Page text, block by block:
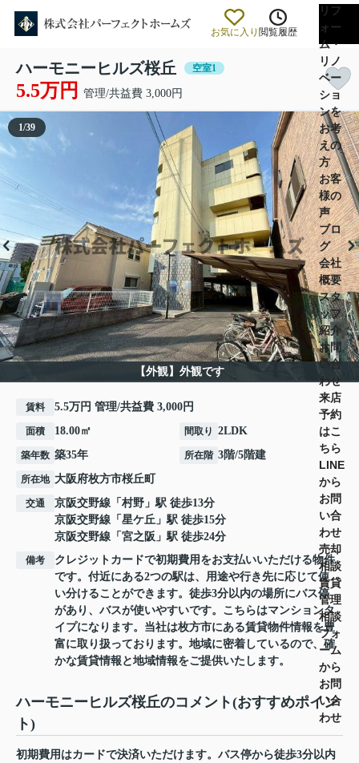
お気に入り 閲覧履歴
リフ
ォー
ム・
リノ
ベー
ショ
ンを
お考
えの
方
お客
様の
声
ブロ
グ
会社
概要
スタ
ッフ
紹介
お問
い合
わせ
来店
予約
はこ
ちら
LINE
から
お問
い合
わせ
売却
相談
賃貸
管理
相談
フォ
ーム
から
お問
い合
わせ
ハーモニーヒルズ桜丘 空室1
5.5万円 管理/共益費 3,000円
【外観】外観です
1/39
賃料 5.5万円 管理/共益費 3,000円
面積 18.00㎡ 間取り 2LDK
築年数 築35年 所在階 3階/5階建
所在地 大阪府枚方市桜丘町
交通 京阪交野線 「 村野 」駅 徒歩13分
京阪交野線 「 星ケ丘 」駅 徒歩15分
京阪交野線 「 宮之阪 」駅 徒歩24分
備考
クレジットカードで初期費用をお支払いいただける物件
です。付近にある2つの駅は、用途や行き先に応じて使
い分けることができます。徒歩3分以内の場所にバス停
があり、バスが使いやすいです。こちらはマンションタ
イプになります。当社は枚方市にある賃貸物件情報を豊
富に取り扱っております。地域に密着しているので、確
かな賃貸情報と地域情報をご提供いたします。
ハーモニーヒルズ桜丘のコメント(おすすめポイン
ト)
初期費用はカードで決済いただけます。バス停から徒歩3分以内